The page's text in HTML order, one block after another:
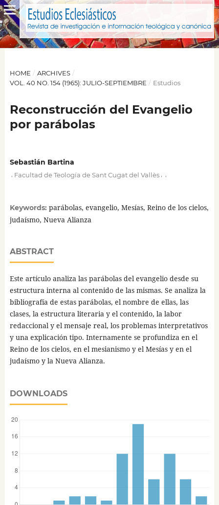
HOME / ARCHIVES /
VOL. 40 NO. 154 (1965): JULIO-SEPTIEMBRE / Estudios
Reconstrucción del Evangelio
por parábolas
Sebastián Bartina
Facultad de Teología de Sant Cugat del Vallès,
Keywords: parábolas, evangelio, Mesías, Reino de los cielos,
judaísmo, Nueva Alianza
ABSTRACT
Este artículo analiza las parábolas del evangelio desde su
estructura interna al contenido de las mismas. Se analiza la
bibliografía de estas parábolas, el nombre de ellas, las
clases, la estructura literaria y el contenido, la labor
redaccional y el mensaje real, los problemas interpretativos
y una explicación tipo. Internamente se profundiza en el
Reino de los cielos, en el mesianismo y el Mesías y en el
judaísmo y la Nueva Alianza.
DOWNLOADS